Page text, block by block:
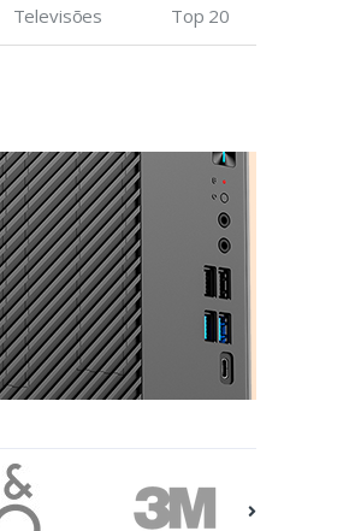
Televisões Top 20
Etiquetas
Epson Premium, 76mm x
35m, 163 g/m²
€7,92